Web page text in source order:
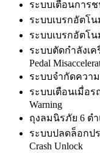
ระบบเตือนการช
ระบบเบรกอัตโน
ระบบเบรกอัตโน
ระบบตัดกำลังเค
Pedal
ระบบจำกัดความ
ระบบเตือนเมื่อร
Warning
ถุงลมนิรภัย 6 ต
ระบบปลดล็อกป
Crash Unlock